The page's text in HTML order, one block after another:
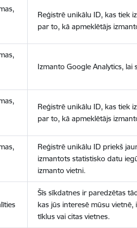
Reģistrē unikālu ID, kas tiek
par to, kā apmeklētājs
Izmanto Google Analytics, lai
Reģistrē unikālu ID, kas tiek
par to, kā apmeklētājs
Reģistrē unikālu ID priekš
izmantots statistisko datu
izmanto vietni.
Šīs sīkdatnes ir paredzētas
kas jūs interesē mūsu
tīklus vai citas vietnes.